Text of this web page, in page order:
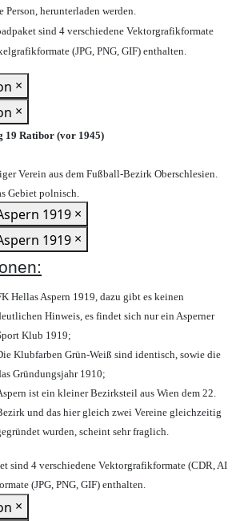
Person,herunterladen werden.
sind 4 verschiedene Vektorgrafikformate
(JPG, PNG, GIF) enthalten.
×
×
19 Ratibor (vor 1945)
Verein aus dem Fußball-Bezirk Oberschlesien.
Gebiet polnisch.
×
×
Hellas Aspern 1919, dazu gibt es keinen
Hinweis, es findet sich nur ein Asperner
Klub 1919;
Klubfarben Grün-Weiß sind identisch, sowie die
Gründungsjahr 1910;
ist ein kleiner Bezirksteil aus Wien dem 22.
und das hier gleich zwei Vereine gleichzeitig
wurden, scheint sehr fraglich.
sind 4 verschiedene Vektorgrafikformate (CDR, AI
(JPG, PNG, GIF) enthalten.
×